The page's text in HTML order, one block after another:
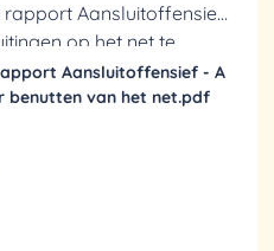
Aansluitoffensief.
op het net te
Aansluitoffensief - A
van het net.pdf